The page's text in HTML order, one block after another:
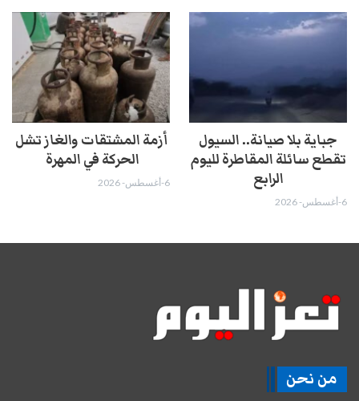
جباية بلا صيانة.. السيول
تقطع سائلة المقاطرة لليوم
الرابع
6-أغسطس- 2026
أزمة المشتقات والغاز تشل
الحركة في المهرة ​
6-أغسطس- 2026
من نحن